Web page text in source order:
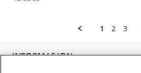
12
2026
1 2 3
INFORMASJON
Bedrift, barnehage og SFO
Presse
Samarbeide med oss?
Store størrelser
Norgesferie 🇳🇴
Få turinspirasjon og tips her⛰
Overnatte utendørs⛺